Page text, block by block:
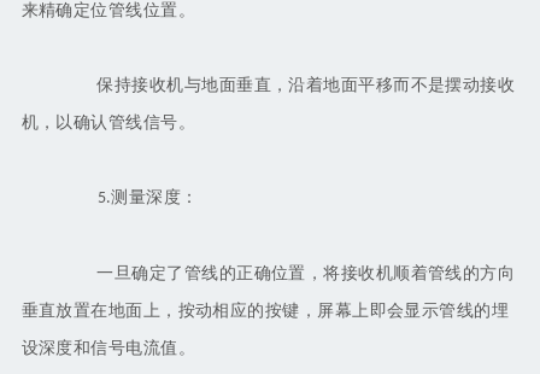
来精确定位管线位置。
保持接收机与地面垂直，沿着地面平移而不是摆动接收
机，以确认管线信号。
5.测量深度：
一旦确定了管线的正确位置，将接收机顺着管线的方向
垂直放置在地面上，按动相应的按键，屏幕上即会显示管线的埋
设深度和信号电流值。